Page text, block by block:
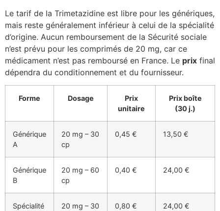
Le tarif de la Trimetazidine est libre pour les génériques,
mais reste généralement inférieur à celui de la spécialité
d’origine. Aucun remboursement de la Sécurité sociale
n’est prévu pour les comprimés de 20 mg, car ce
médicament n’est pas remboursé en France. Le prix final
dépendra du conditionnement et du fournisseur.
Forme Dosage
Prix
unitaire
Prix boîte
(30 j.)
Générique
A
20 mg – 30
cp
0,45 € 13,50 €
Générique
B
20 mg – 60
cp
0,40 € 24,00 €
Spécialité
20 mg – 30
0,80 € 24,00 €